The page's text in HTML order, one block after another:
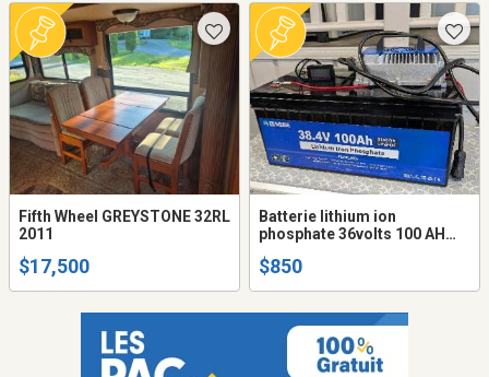
Fifth Wheel GREYSTONE 32RL
2011
$17,500
Batterie lithium ion
phosphate 36volts 100 AH
$850